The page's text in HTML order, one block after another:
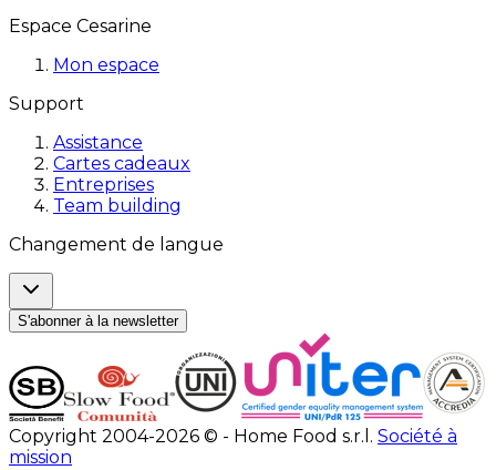
Espace Cesarine
Mon espace
Support
Assistance
Cartes cadeaux
Entreprises
Team building
Changement de langue
S'abonner à la newsletter
Copyright 2004-2026 © - Home Food s.r.l. Société à
mission